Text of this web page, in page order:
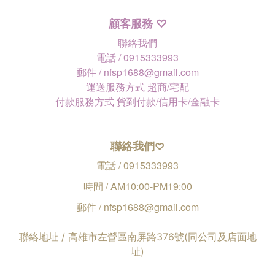
顧客服務 ♡
聯絡我們
電話 / 0915333993
郵件 / nfsp1688@gmail.com
運送服務方式 超商/宅配
付款服務方式 貨到付款/信用卡/金融卡
聯絡我們♡
電話 / 0915333993
時間 / AM10:00-PM19:00
郵件 / nfsp1688@gmail.com
聯絡地址 / 高雄市左營區南屏路376號(同公司及店面地
址)